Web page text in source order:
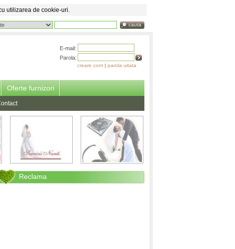
utilizarea de cookie-uri.
cauta
E-mail:
Parola:
creare cont | parola uitata
Oferte furnizori
Reclama